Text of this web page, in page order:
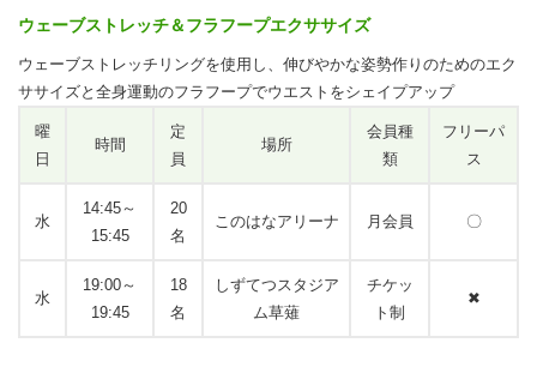
ウェーブストレッチ＆フラフープエクササイズ
ウェーブストレッチリングを使用し、伸びやかな姿勢作りのためのエク
ササイズと全身運動のフラフープでウエストをシェイプアップ
曜
日
時間
定
員
場所
会員種
類
フリーパ
ス
水
14:45～
15:45
20
名
このはなアリーナ 月会員 〇
水
19:00～
19:45
18
名
しずてつスタジア
ム草薙
チケッ
ト制
✖